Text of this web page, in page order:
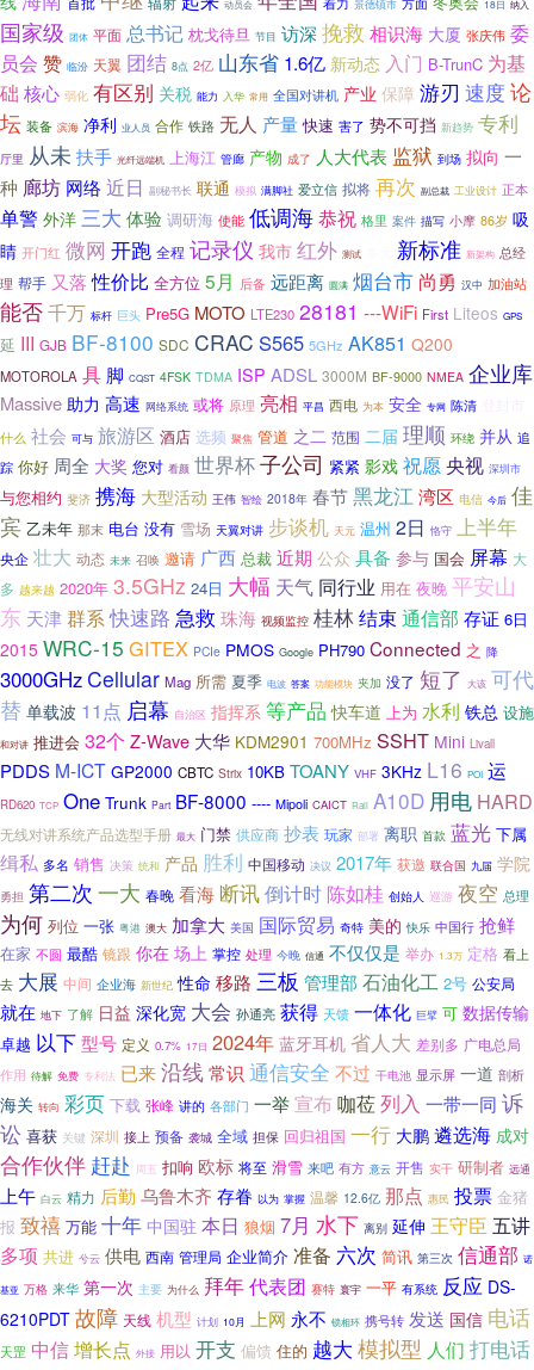
动员会 景德镇市 18日 纳入
国家级 团体 平面 总书记 枕戈待旦 节目 访深 挽救 相识海 大厦 张庆伟 委
员会 赞 临汾 天翼 团结 8点 2亿 山东省 1.6亿 新动态 入门 B-TrunC 为基
础 核心 弱化 有区别 关税 能力 入华 常用 全国对讲机 产业 保障 游刃 速度 论
坛 装备 滨海 净利 业人员 合作 铁路 无人 产量 快速 害了 势不可挡 新趋势 专利
厅里 从未 扶手 光纤远端机 上海江 管廊 产物 成了 人大代表 监狱 到场 拟向 一
种 廊坊 网络 近日 副秘书长 联通 模拟 满脚社 爱立信 拟将 再次 副总裁 工业设计 正本
单警 外洋 三大 体验 调研海 使能 低调海恭祝 格里 案件 描写 小摩 86岁 吸
睛 开门红 微网 开跑 全程 记录仪 我市 红外 测试 新标准 新架构 总经
理 帮手 又落 性价比 全方位 5月 后备 远距离 圆满 烟台市 尚勇 汉中 加油站
能否千万 标杆 巨头 Pre5G MOTO LTE230 28181 ---WiFi First Liteos GPS
延 III GJB BF-8100 SDC CRAC S565 5GHz AK851 Q200
MOTOROLA 具 脚 CQST 4FSK TDMA ISP ADSL 3000M BF-9000 NMEA 企业库
Massive 助力 高速 网络系统 或将 原理 亮相 平昌 西电 为本 安全 专网 陈清
什么 社会 可与 旅游区 酒店 选频 聚焦 管道 之二 范围 二届 理顺 环绕 并从 追
踪 你好 周全 大奖 您对 看颜 世界杯子公司 紧紧 影戏 祝愿央视 深圳市
与您相约 斐济 携海 大型活动 王伟 智绘 2018年 春节黑龙江湾区 电信 今后 佳
宾 乙未年 那末 电台 没有 雪场 天翼对讲 步谈机 天元 温州 2日 恪守 上半年
央企 壮大 动态 未来 召唤 邀请 广西 总裁 近期 公众 具备 参与 国会 屏幕 大
多 越来越 2020年 3.5GHz 24日 大幅 天气 同行业 用在 夜晚 平安山
东 天津群系 快速路 急救 珠海 视频监控 桂林结束 通信部 存证 6日
2015 WRC-15 GITEX PCIe PMOS Google PH790 Connected 之 降
3000GHzCellular Mag 所需 夏季 电波 答案 功能模块 夹加 没了 短了 大该 可代
替 单载波 11点 启幕 自治区 指挥系 等产品 快车道 上为 水利 铁总 设施
和对讲 推进会 32个 Z-Wave 大华 KDM2901 700MHz SSHT Mini Livall
PDDS M-ICT GP2000 CBTC Strix 10KB TOANY VHF 3KHz L16 POI 运
RD620 TCP One Trunk Part BF-8000 ---- Mipoli CAICT Rail A10D 用电 HARD
无线对讲系统产品选型手册 最大 门禁 供应商 抄表 玩家 部署 离职 首款 蓝光 下属
缉私 多名 销售 决策 统和 产品 胜利 中国移动 决议 2017年 获邀 联合国 九届 学院
勇担 第二次 一大 春晚 看海断讯倒计时 陈如桂 创始人 巡游 夜空 总理
为何 列位 一张 粤港 澳大 加拿大 美国 国际贸易 奇特 美的 快乐 中国行 抢鲜
在家 不圆 最酷 镜跟 你在 场上 掌控 处理 今晚 信通 不仅仅是 举办 1.3万 定格 看上
去 大展 中间 企业海 新世纪 性命 移路 三板 管理部 石油化工 2号 公安局
就在 地下 了解 日益 深化宽 大会 孙通亮 获得 天馈 一体化 巨擘 可 数据传输
卓越 以下型号 定义 0.7% 17日 2024年 蓝牙耳机 省人大 差别多 广电总局
作用 待解 免费 专利法 已来沿线常识 通信安全 不过 干电池 显示屏 一道 剖析
海关 转向 彩页 下载 张峰 讲的 各部门 一举宣布 咖莅列入 一带一同 诉
讼 喜获 关键 深圳 接上 预备 袭城 全域 担保 回归祖国 一行 大鹏 遴选海 成对
合作伙伴 赶赴 周五 扣响 欧标 将至 滑雪 来吧 有方 意云 开售 实干 研制者 远通
上午 白云 精力 后勤 乌鲁木齐 存眷 以为 掌握 温馨 12.6亿 那点 惠民 投票 金猪
报 致禧 万能 十年 中国驻 本日 狼烟 7月 水下 离别 延伸 王守臣 五讲
多项 共进 兮云 供电 西南 管理局 企业简介 准备 六次 简讯 第三次 信通部 诺
基亚 万格 来华 第一次 主要 为什么 拜年代表团 赛特 寰宇 一平 有系统 反应 DS-
6210PDT 故障 天线 机型 计划 10月 上网 永不 锁相环 携号转 发送 国信 电话
天罡 中信增长点 外接 用以 开支 偏馈 住的 越大 模拟型 人们 打电话